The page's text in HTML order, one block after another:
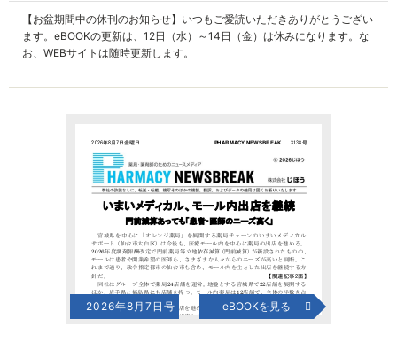
【お盆期間中の休刊のお知らせ】いつもご愛読いただきありがとうござい
ます。eBOOKの更新は、12日（水）～14日（金）は休みになります。な
お、WEBサイトは随時更新します。
2026年8月7日号 eBOOKを見る